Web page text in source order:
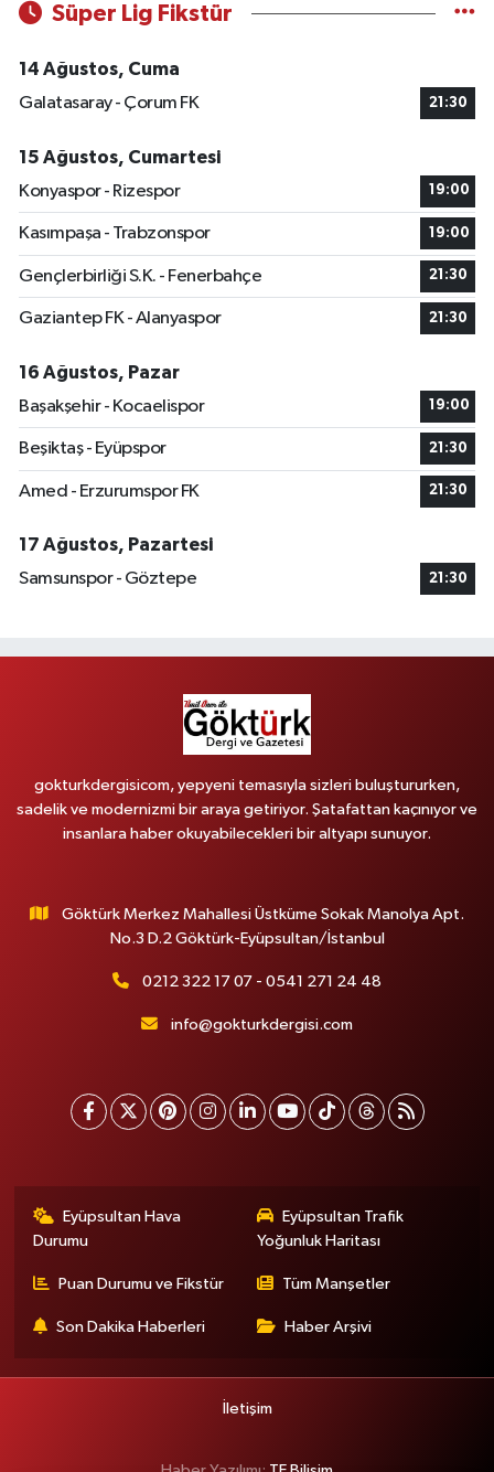
Süper Lig Fikstür
14 Ağustos, Cuma
Galatasaray - Çorum FK
21:30
15 Ağustos, Cumartesi
Konyaspor - Rizespor
19:00
Kasımpaşa - Trabzonspor 19:00
Gençlerbirliği S.K. - Fenerbahçe 21:30
Gaziantep FK - Alanyaspor 21:30
16 Ağustos, Pazar
Başakşehir - Kocaelispor
19:00
Beşiktaş - Eyüpspor 21:30
Amed - Erzurumspor FK 21:30
17 Ağustos, Pazartesi
Samsunspor - Göztepe
21:30
gokturkdergisicom, yepyeni temasıyla sizleri buluştururken,
sadelik ve modernizmi bir araya getiriyor. Şatafattan kaçınıyor ve
insanlara haber okuyabilecekleri bir altyapı sunuyor.
Göktürk Merkez Mahallesi Üstküme Sokak Manolya Apt.
No.3 D.2 Göktürk-Eyüpsultan/İstanbul
0212 322 17 07 - 0541 271 24 48
info@gokturkdergisi.com
Eyüpsultan Hava
Durumu
Eyüpsultan Trafik
Yoğunluk Haritası
Puan Durumu ve Fikstür Tüm Manşetler
Son Dakika Haberleri Haber Arşivi
İletişim